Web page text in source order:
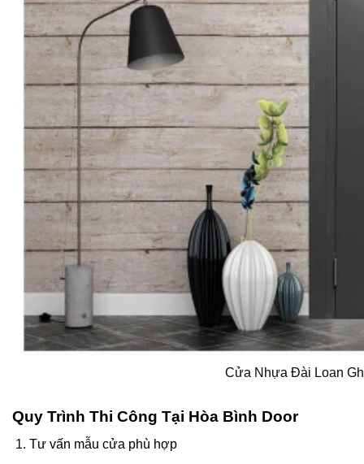
Cửa Nhựa Đài Loan
Quy Trình Thi Công Tại Hòa Bình Door
Tư vấn mẫu cửa phù hợp